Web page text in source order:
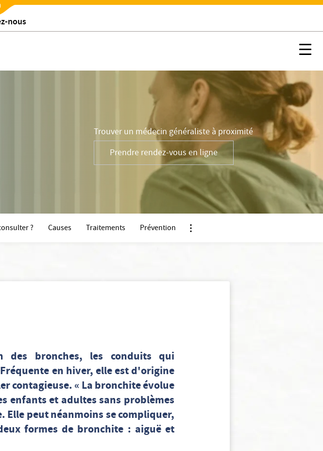
nous
Trouver un médecin généraliste à proximité
Prendre rendez-vous en ligne
? Causes Traitements Prévention
Causes
des bronches, les conduits qui
en hiver, elle est d'origine
contagieuse. « La bronchite évolue
enfants et adultes sans problèmes
Elle peut néanmoins se compliquer,
formes de bronchite : aiguë et